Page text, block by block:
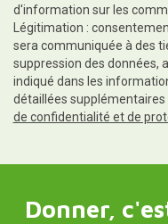
d'information sur les
Légitimation :
sera communiquée à des
suppression des données,
indiqué dans les
détaillées
de confidentialité et de
Donner,